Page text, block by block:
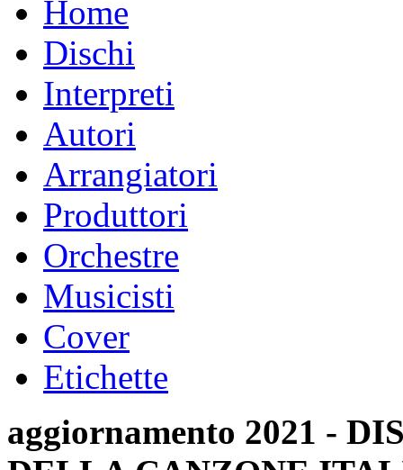
Home
Dischi
Interpreti
Autori
Arrangiatori
Produttori
Orchestre
Musicisti
Cover
Etichette
aggiornamento 2021 -